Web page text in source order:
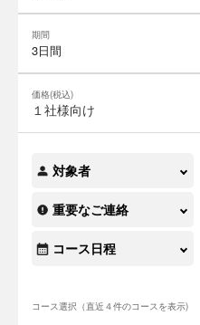
期間
3日間
価格(税込)
１社様向け
対象者
重要なご連絡
コース日程
コース選択（直近４件のコースを表示)